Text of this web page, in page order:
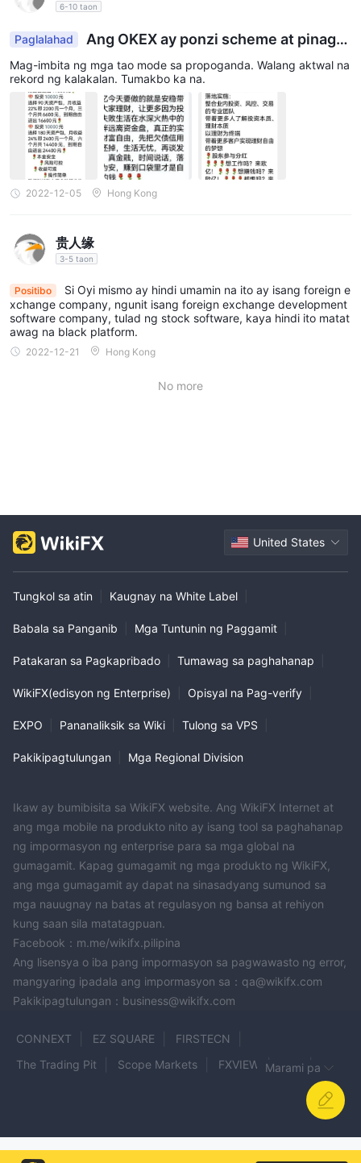
6-10 taon
Paglalahad
Ang OKEX ay ponzi scheme at pinaghi
hinalaan na pyramid scheme
Mag-imbita ng mga tao mode sa propoganda. Walang aktwal na
rekord ng kalakalan. Tumakbo ka na.
2022-12-05 Hong Kong
贵人缘
3-5 taon
Positibo
Si Oyi mismo ay hindi umamin na ito ay isang foreign e
xchange company, ngunit isang foreign exchange development
software company, tulad ng stock software, kaya hindi ito matat
awag na black platform.
2022-12-21 Hong Kong
No more
United States
Tungkol sa atin Kaugnay na White Label
Babala sa Panganib Mga Tuntunin ng Paggamit
Patakaran sa Pagkapribado Tumawag sa paghahanap
WikiFX(edisyon ng Enterprise) Opisyal na Pag-verify
EXPO Pananaliksik sa Wiki Tulong sa VPS
Pakikipagtulungan Mga Regional Division
Ikaw ay bumibisita sa WikiFX website. Ang WikiFX Internet at
ang mga mobile na produkto nito ay isang tool sa paghahanap
ng impormasyon ng enterprise para sa mga global na
gumagamit. Kapag gumagamit ng mga produkto ng WikiFX,
ang mga gumagamit ay dapat na sinasadyang sumunod sa
mga nauugnay na batas at regulasyon ng bansa at rehiyon
kung saan sila matatagpuan.
Facebook：m.me/wikifx.pilipina
Ang lisensya o iba pang impormasyon sa pagwawasto ng error,
mangyaring ipadala ang impormasyon sa：qa@wikifx.com
Pakikipagtulungan：business@wikifx.com
CONNEXT EZ SQUARE
FIRSTECN
The Trading Pit
Scope Markets FXVIEW
GMI
SJFX
CARBON CAPITAL
The Traders Domain
LUCROR
Marami pa